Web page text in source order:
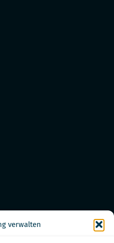
verwalten